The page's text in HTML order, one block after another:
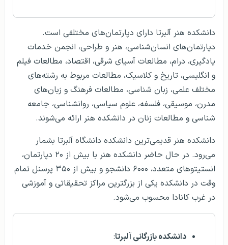
دانشکده هنر آلبرتا دارای دپارتمان‌های مختلفی است.
دپارتمان‌های انسان‌شناسی، هنر و طراحی، انجمن خدمات
یادگیری، درام، مطالعات آسیای شرقی، اقتصاد، مطالعات فیلم
و انگلیسی، تاریخ و کلاسیک، مطالعات مربوط به رشته‌های
مختلف علمی، زبان شناسی، مطالعات فرهنگ و زبان‌های
مدرن، موسیقی، فلسفه، علوم سیاسی، روانشناسی، جامعه
شناسی و مطالعات زنان در دانشکده هنر ارائه می‌شوند.
دانشکده هنر قدیمی‌ترین دانشکده دانشگاه آلبرتا بشمار
می‌رود. در حال حاضر دانشکده هنر با بیش از ۲۰ دپارتمان،
انستیتوهای متعدد، ۶۰۰۰ دانشجو و بیش از ۳۵۰ پرسنل تمام
وقت در دانشکده یکی از بزرگترین مراکز تحقیقاتی و آموزشی
در غرب کانادا محسوب می‌شود.
دانشکده بازرگانی آلبرتا: